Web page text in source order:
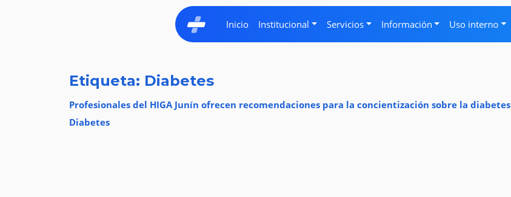
Inicio Institucional Servicios Información Uso interno
Etiqueta: Diabetes
Profesionales del HIGA Junín ofrecen recomendaciones para la concientización sobre la diabetes
Diabetes